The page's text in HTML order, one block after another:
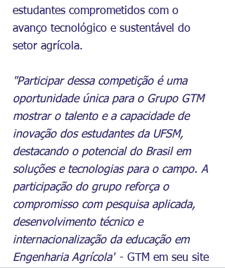
estudantes comprometidos com o
avanço tecnológico e sustentável do
setor agrícola.
"Participar dessa competição é uma
oportunidade única para o Grupo GTM
mostrar o talento e a capacidade de
inovação dos estudantes da UFSM,
destacando o potencial do Brasil em
soluções e tecnologias para o campo. A
participação do grupo reforça o
compromisso com pesquisa aplicada,
desenvolvimento técnico e
internacionalização da educação em
Engenharia Agrícola" - GTM em seu site